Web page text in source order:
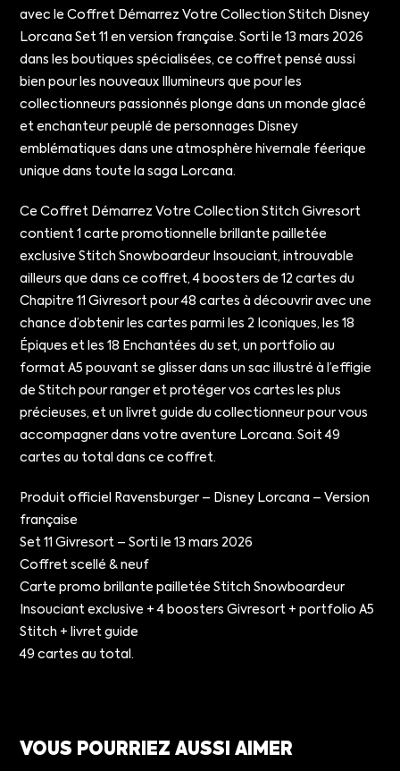
avec le Coffret Démarrez Votre Collection Stitch Disney
Lorcana Set 11 en version française. Sorti le 13 mars 2026
dans les boutiques spécialisées, ce coffret pensé aussi
bien pour les nouveaux Illumineurs que pour les
collectionneurs passionnés plonge dans un monde glacé
et enchanteur peuplé de personnages Disney
emblématiques dans une atmosphère hivernale féerique
unique dans toute la saga Lorcana.
Ce Coffret Démarrez Votre Collection Stitch Givresort
contient 1 carte promotionnelle brillante pailletée
exclusive Stitch Snowboardeur Insouciant, introuvable
ailleurs que dans ce coffret, 4 boosters de 12 cartes du
Chapitre 11 Givresort pour 48 cartes à découvrir avec une
chance d’obtenir les cartes parmi les 2 Iconiques, les 18
Épiques et les 18 Enchantées du set, un portfolio au
format A5 pouvant se glisser dans un sac illustré à l’effigie
de Stitch pour ranger et protéger vos cartes les plus
précieuses, et un livret guide du collectionneur pour vous
accompagner dans votre aventure Lorcana. Soit 49
cartes au total dans ce coffret.
Produit officiel Ravensburger – Disney Lorcana – Version
française
Set 11 Givresort – Sorti le 13 mars 2026
Coffret scellé & neuf
Carte promo brillante pailletée Stitch Snowboardeur
Insouciant exclusive + 4 boosters Givresort + portfolio A5
Stitch + livret guide
49 cartes au total.
VOUS POURRIEZ AUSSI AIMER